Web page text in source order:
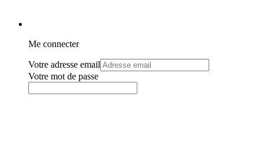
Me connecter
Votre adresse email
Votre mot de passe